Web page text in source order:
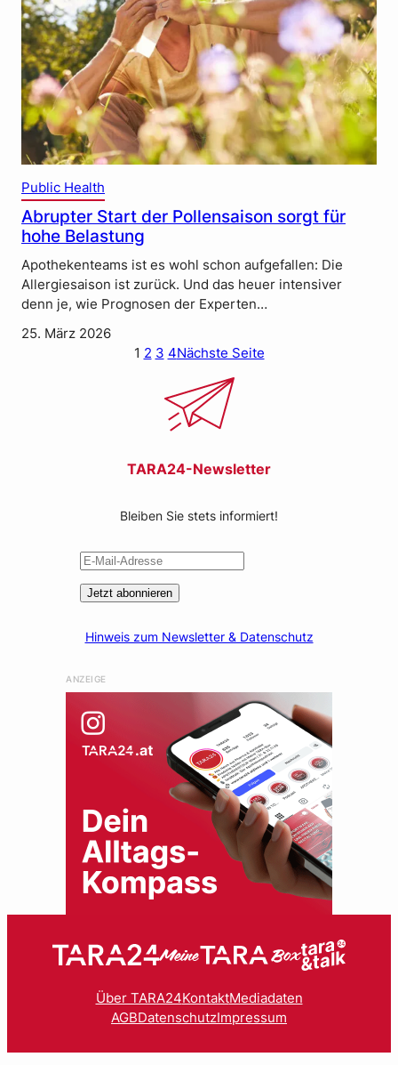
Public Health
Abrupter Start der Pollensaison sorgt für
hohe Belastung
Apothekenteams ist es wohl schon aufgefallen: Die
Allergiesaison ist zurück. Und das heuer intensiver
denn je, wie Prognosen der Experten…
25. März 2026
1 2 3 4Nächste Seite
TARA24-Newsletter
Bleiben Sie stets informiert!
Jetzt abonnieren
Hinweis zum Newsletter & Datenschutz
ANZEIGE
Über TARA24KontaktMediadaten
AGBDatenschutz Impressum